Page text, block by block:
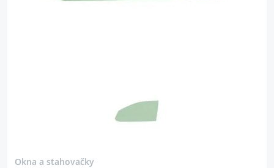
Okna a stahovačky